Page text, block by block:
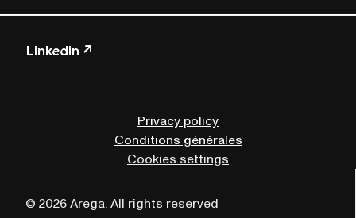
© 2026 Arega. All rights reserved
Privacy policy
Conditions générales
Cookies settings
Linkedin ↗